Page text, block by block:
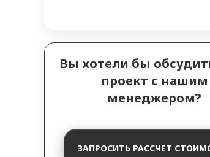
Вы хотели бы
проект с нашим
менеджером?
ЗАПРОСИТЬ РАССЧЕТ